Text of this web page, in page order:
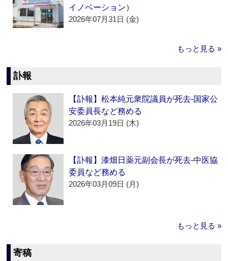
イノベーション）
2026年07月31日 (金)
もっと見る »
訃報
【訃報】松本純元衆院議員が死去‐国家公
安委員長など務める
2026年03月19日 (木)
【訃報】漆畑日薬元副会長が死去‐中医協
委員など務める
2026年03月09日 (月)
もっと見る »
寄稿